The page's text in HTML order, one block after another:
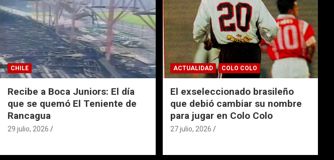
CHILE
Recibe a Boca Juniors: El día
que se quemó El Teniente de
Rancagua
29 julio, 2026
ACTUALIDAD COLO COLO
El exseleccionado brasileño
que debió cambiar su nombre
para jugar en Colo Colo
27 julio, 2026